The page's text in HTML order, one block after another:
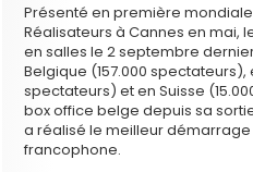
Présenté en première
Réalisateurs à Cannes en mai,
en salles le 2 septembre
Belgique (157.000 spectateurs),
spectateurs) et en Suisse
box office belge depuis sa
a réalisé le meilleur
francophone.